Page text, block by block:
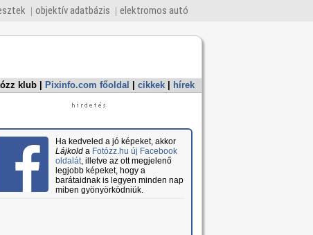
objektív adatbázis elektromos autó
klub Pixinfo.com főoldal cikkek hírek
Ha kedveled a jó képeket, akkor
Lájkolda Fotózz.hu új Facebook
oldalát, illetve az ott megjelenő
legjobb képeket, hogy a
barátaidnak is legyen minden nap
miben gyönyörködniük.